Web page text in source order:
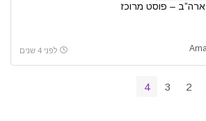
ארה”ב – פוסט מרוכז
לפני 4 שנים
2
3
4